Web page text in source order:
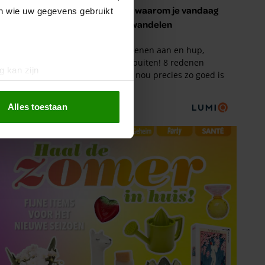
wie uw gegevens gebruikt
kan zijn
te bieden en om ons
partners voor social
die u aan ze heeft
met onze cookies als u
Alles toestaan